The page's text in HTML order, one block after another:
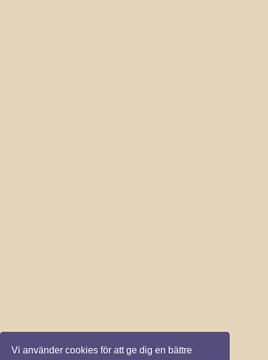
Vi använder cookies för att ge dig en bättre